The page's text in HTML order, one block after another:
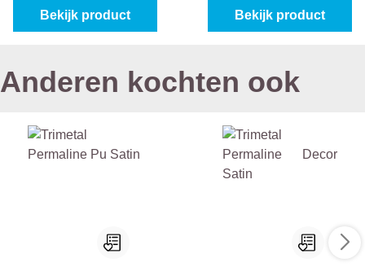
Bekijk product Bekijk product
Anderen kochten ook